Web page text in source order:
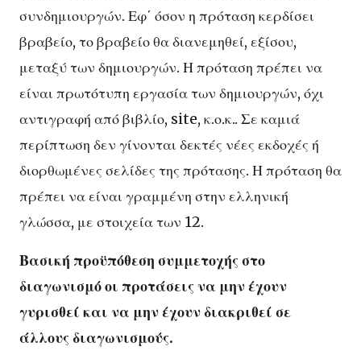
συνδημιουργών. Εφ΄ όσον η πρόταση κερδίσει
βραβείο, το βραβείο θα διανεμηθεί, εξίσου,
μεταξύ των δημιουργών. Η πρόταση πρέπει να
είναι πρωτότυπη εργασία των δημιουργών, όχι
αντιγραφή από βιβλίο, site, κ.ο.κ.. Σε καμιά
περίπτωση δεν γίνονται δεκτές νέες εκδοχές ή
διορθωμένες σελίδες της πρότασης. Η πρόταση θα
πρέπει να είναι γραμμένη στην ελληνική
γλώσσα, με στοιχεία των 12.
Βασική προϋπόθεση συμμετοχής στο
διαγωνισμό οι προτάσεις να μην έχουν
γυρισθεί και να μην έχουν διακριθεί σε
άλλους διαγωνισμούς.